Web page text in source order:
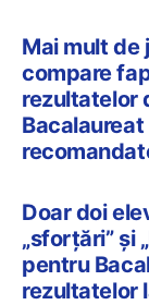
Mai mult de
compare
rezultatelor
Doar doi
„sforțări” și
pentru
rezultatelor